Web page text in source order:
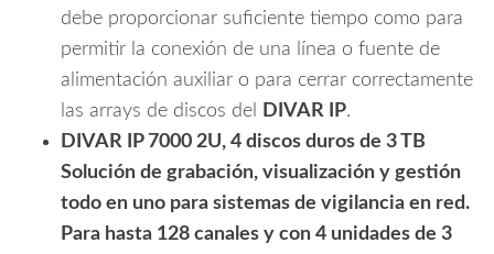
debe proporcionar suficiente tiempo como para
permitir la conexión de una línea o fuente de
alimentación auxiliar o para cerrar correctamente
las arrays de discos del
DIVAR IP.
DIVAR IP 7000 2U, 4 discos duros de 3 TB
Solución de grabación, visualización y gestión
todo en uno para sistemas de vigilancia en red.
Para hasta 128 canales y con 4 unidades de 3